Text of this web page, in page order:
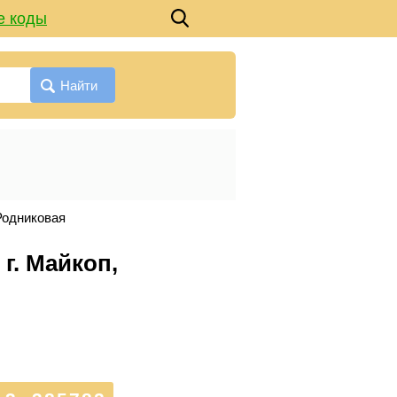
коды
Найти
Майкоп,